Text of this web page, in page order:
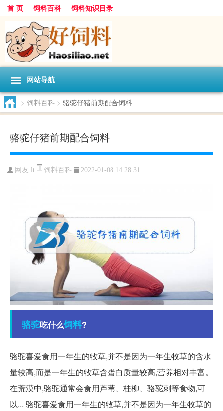
首 页 饲料百科 饲料知识目录
网站导航
> 饲料百科 > 骆驼仔猪前期配合饲料
骆驼仔猪前期配合饲料
网友:lt 饲料百科 2022-01-08 14:28:31
骆驼吃什么饲料?
骆驼喜爱食用一年生的牧草,并不是因为一年生牧草的含水
量较高,而是一年生的牧草含蛋白质量较高,营养相对丰富。
在荒漠中,骆驼通常会食用芦苇、桂柳、骆驼刺等食物,可
以... 骆驼喜爱食用一年生的牧草,并不是因为一年生牧草的